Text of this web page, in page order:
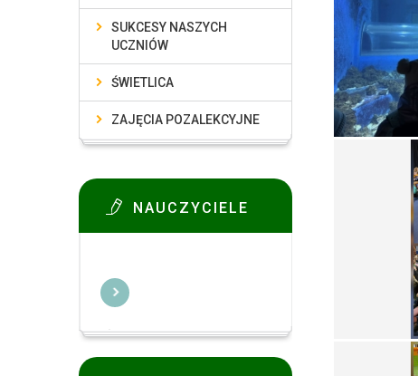
SUKCESY NASZYCH
UCZNIÓW
ŚWIETLICA
ZAJĘCIA POZALEKCYJNE
NAUCZYCIELE